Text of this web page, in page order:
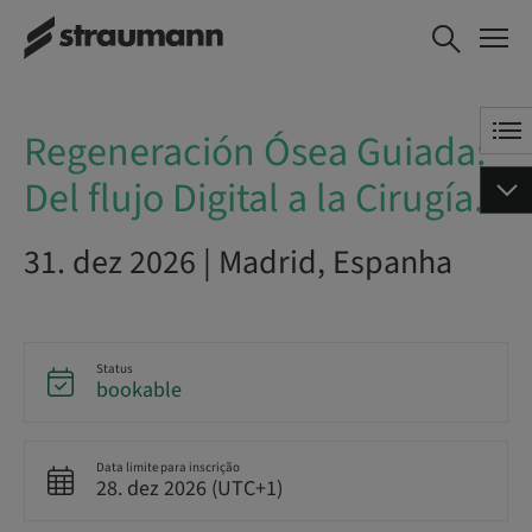
Regeneración Ósea
Guiada: Del flujo Digital a
AGENDE AGORA
Regeneración Ósea Guiada:
Del flujo Digital a la Cirugía.
31. dez 2026 | Madrid, Espanha
Status
bookable
Data limite para inscrição
28. dez 2026 (UTC+1)